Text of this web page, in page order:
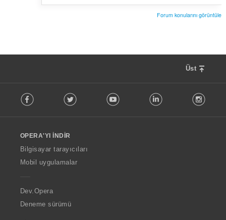
Forum konularını görüntüle
Üst
o
w
O
p
a
Facebook Twitter Youtube LinkedIn
OPERA'YI İNDIR
Bilgisayar tarayıcıları
Mobil uygulamalar
Dev.Opera
Deneme sürümü